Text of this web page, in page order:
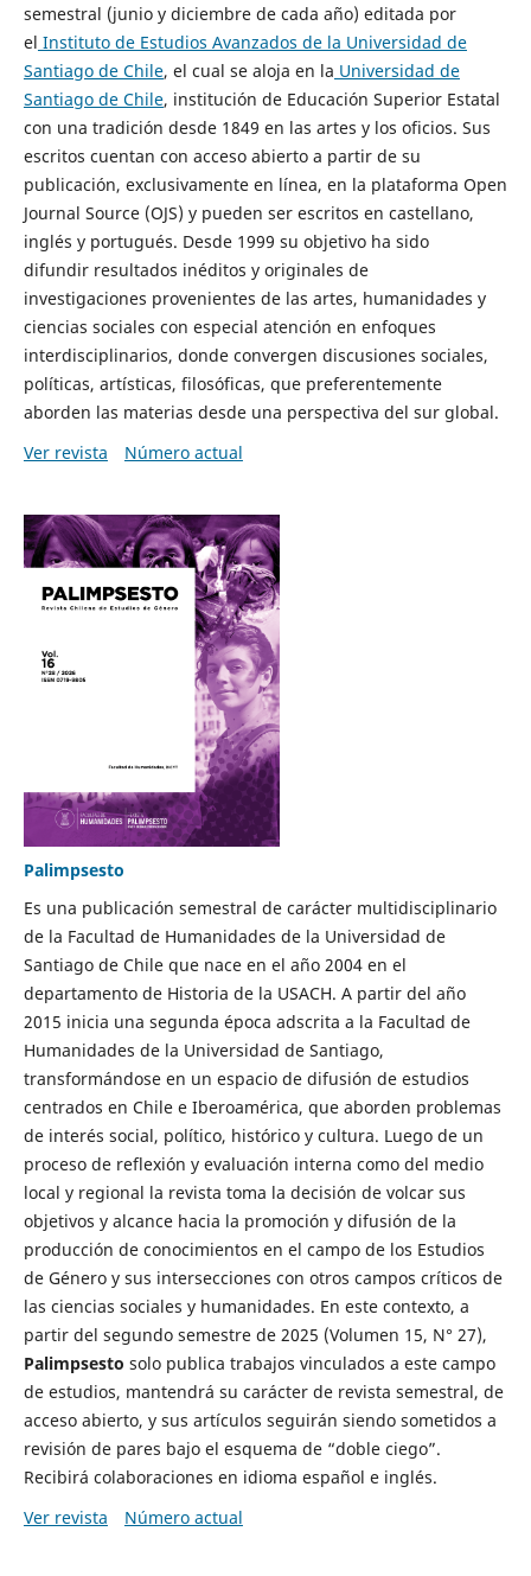
semestral (junio y diciembre de cada año) editada por
el Instituto de Estudios Avanzados de la Universidad de
Santiago de Chile, el cual se aloja en la Universidad de
Santiago de Chile, institución de Educación Superior Estatal
con una tradición desde 1849 en las artes y los oficios. Sus
escritos cuentan con acceso abierto a partir de su
publicación, exclusivamente en línea, en la plataforma Open
Journal Source (OJS) y pueden ser escritos en castellano,
inglés y portugués. Desde 1999 su objetivo ha sido
difundir resultados inéditos y originales de
investigaciones provenientes de las artes, humanidades y
ciencias sociales con especial atención en enfoques
interdisciplinarios, donde convergen discusiones sociales,
políticas, artísticas, filosóficas, que preferentemente
aborden las materias desde una perspectiva del sur global.
Ver revista
Número actual
Palimpsesto
Es una publicación semestral de carácter multidisciplinario
de la Facultad de Humanidades de la Universidad de
Santiago de Chile que nace en el año 2004 en el
departamento de Historia de la USACH. A partir del año
2015 inicia una segunda época adscrita a la Facultad de
Humanidades de la Universidad de Santiago,
transformándose en un espacio de difusión de estudios
centrados en Chile e Iberoamérica, que aborden problemas
de interés social, político, histórico y cultura. Luego de un
proceso de reflexión y evaluación interna como del medio
local y regional la revista toma la decisión de volcar sus
objetivos y alcance hacia la promoción y difusión de la
producción de conocimientos en el campo de los Estudios
de Género y sus intersecciones con otros campos críticos de
las ciencias sociales y humanidades. En este contexto, a
partir del segundo semestre de 2025 (Volumen 15, N° 27),
Palimpsesto solo publica trabajos vinculados a este campo
de estudios, mantendrá su carácter de revista semestral, de
acceso abierto, y sus artículos seguirán siendo sometidos a
revisión de pares bajo el esquema de “doble ciego”.
Recibirá colaboraciones en idioma español e inglés.
Ver revista
Número actual